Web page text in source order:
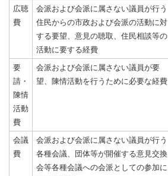
広聴
費
会派および会派に属さない議員が行う
住民からの市政および会派の活動に対
する要望、意見の聴取、住民相談等の
活動に要する経費
要
請・
陳情
活動
費
会派および会派に属さない議員が要
望、陳情活動を行うために必要な経費
会議
費
会派および会派に属さない議員が行う
各種会議、団体等が開催する意見交換
会等各種会議への会派としての参加に